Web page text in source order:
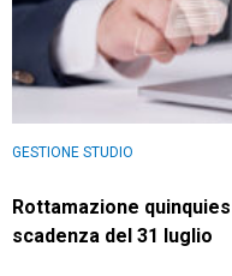
GESTIONE STUDIO
Rottamazione
scadenza del 31 luglio